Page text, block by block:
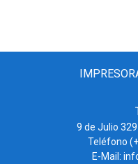
9 de Julio 329
Teléfono
E-Mail: